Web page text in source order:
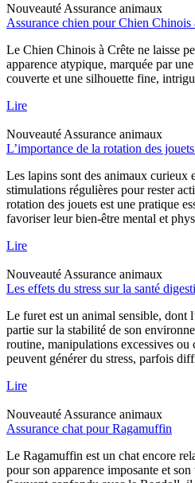
Nouveauté Assurance animaux
Assurance chien pour Chien Chinois
Le Chien Chinois à Crête ne laisse
apparence atypique, marquée par
couverte et une silhouette fine,
Lire
Nouveauté Assurance animaux
L’importance de la rotation des
Les lapins sont des animaux curieux
stimulations régulières pour rester
rotation des jouets est une pratique
favoriser leur bien-être mental et
Lire
Nouveauté Assurance animaux
Les effets du stress sur la santé
Le furet est un animal sensible, dont
partie sur la stabilité de son
routine, manipulations excessives ou
peuvent générer du stress, parfois
Lire
Nouveauté Assurance animaux
Assurance chat pour Ragamuffin
Le Ragamuffin est un chat encore
pour son apparence imposante et